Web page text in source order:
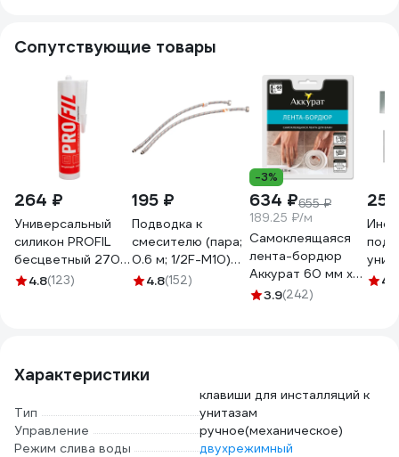
Сопутствующие товары
264 ₽
Универсальный
силикон PROFIL
бесцветный 270
мл 123081
4.8(123)
195 ₽
Подводка к
смесителю (пара;
0.6 м; 1/2F-M10)
VRT 521795
4.8(152)
-3%
634 ₽655 ₽
189.25 ₽/м
Самоклеящаяся
лента-бордюр
Аккурат 60 мм x
3.35 м белая
3.9(242)
25
4.7
Характеристики
Тип
клавиши для инсталляций к
унитазам
Управление
ручное(механическое)
Режим слива воды
двухрежимный